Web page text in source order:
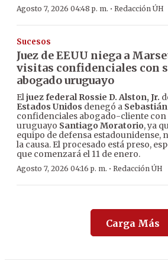
Agosto 7, 2026 04:48 p. m. · Redacción ÚH
Sucesos
Juez de EEUU niega a
visitas confidenciales con
abogado uruguayo
Eljuez federal Rossie D. Alston, Jr.
Estados Unidos denegó a
confidenciales abogado-cliente con
uruguayo Santiago Moratorio, ya
equipo de defensa estadounidense,
la causa. El procesado está preso,
que comenzará el 11 de enero.
Agosto 7, 2026 04:16 p. m. · Redacción ÚH
Carga Más